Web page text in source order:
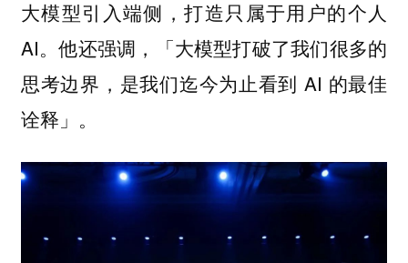
大模型引入端侧，打造只属于用户的个人
AI。他还强调，「大模型打破了我们很多的
思考边界，是我们迄今为止看到 AI 的最佳
诠释」。